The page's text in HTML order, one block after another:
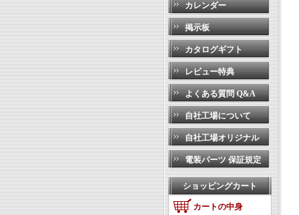
カレンダー
掲示板
カタログギフト
レビュー特典
よくある質問 Q&A
自社工場について
自社工場オリジナル
電装パーツ 保証規定
ショッピングカート
カートの中身